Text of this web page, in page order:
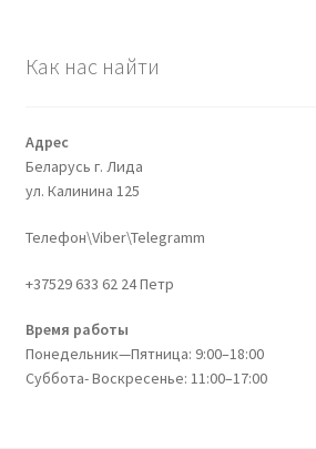
Как нас найти
Адрес
Беларусь г. Лида
ул. Калинина 125
Телефон\Viber\Telegramm
+37529 633 62 24 Петр
Время работы
Понедельник—Пятница: 9:00–18:00
Суббота- Воскресенье: 11:00–17:00